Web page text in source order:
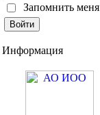
Запомнить меня
Информация